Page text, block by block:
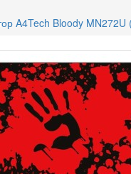
A4Tech Bloody MN272U